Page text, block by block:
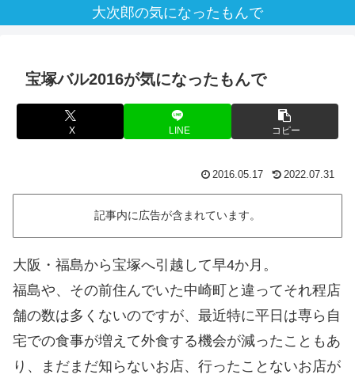
大次郎の気になったもんで
宝塚バル2016が気になったもんで
X LINE コピー
2016.05.17 2022.07.31
記事内に広告が含まれています。
大阪・福島から宝塚へ引越して早4か月。
福島や、その前住んでいた中崎町と違ってそれ程店
舗の数は多くないのですが、最近特に平日は専ら自
宅での食事が増えて外食する機会が減ったこともあ
り、まだまだ知らないお店、行ったことないお店が